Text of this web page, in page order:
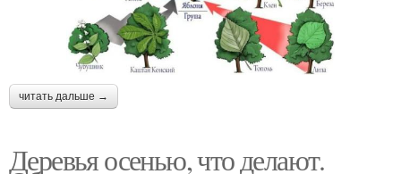
читать дальше →
Деревья осенью, что делают.